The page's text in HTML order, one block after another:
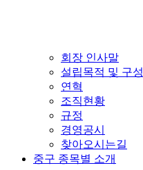
회장 인사말
설립목적 및 구성
연혁
조직현황
규정
경영공시
찾아오시는길
중구 종목별 소개